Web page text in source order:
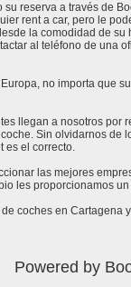
reserva a través de
rent a car, pero le
la comodidad de
al teléfono de una
no importa que
llegan a nosotros
Sin olvidarnos
es el correcto.
las mejores
les proporcionamos
coches en
Powered by